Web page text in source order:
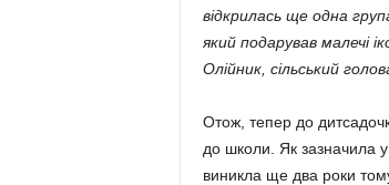
відкрилась ще одна
який подарував малечі
Олійник, сільський
Отож, тепер до
до школи. Як зазначила у
виникла ще два роки